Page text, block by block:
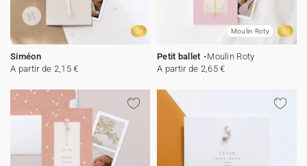
Or
Siméon
A partir de 2,15 €
Moulin Roty Or
Petit ballet
Moulin Roty
A partir de 2,65 €